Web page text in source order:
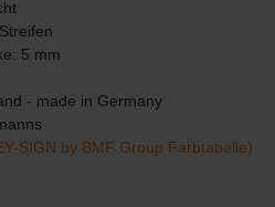
5 mm
- made in Germany
SIGN by BMF Group Farbtabelle)